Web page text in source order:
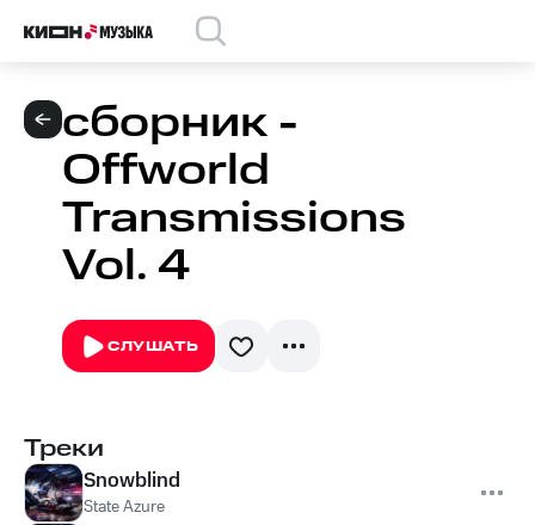
сборник -
Offworld
Transmissions
Vol. 4
СЛУШАТЬ
Треки
Snowblind
State Azure